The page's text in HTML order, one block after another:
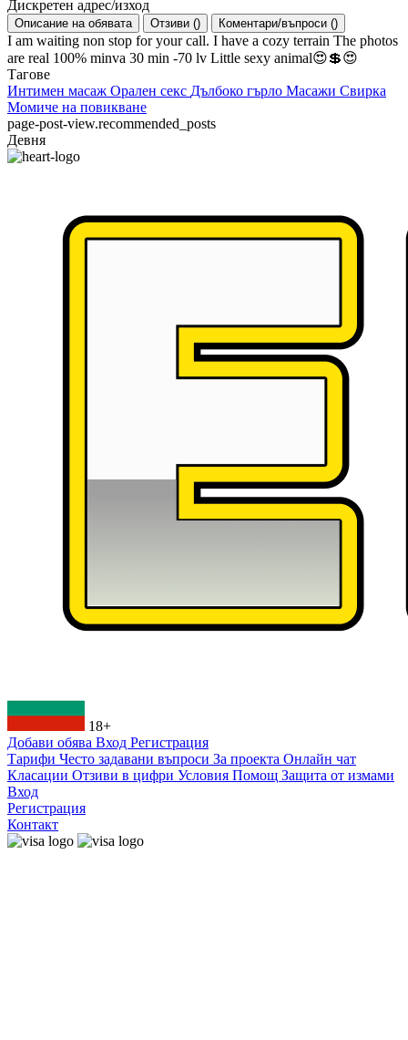
Дискретен адрес/изход
Описание на обявата Отзиви () Коментари/въпроси ()
I am waiting non stop for your call. I have a cozy terrain The photos
are real 100% minva 30 min -70 lv Little sexy animal😍💲😍
Тагове
Интимен масаж Орален секс Дълбоко гърло Масажи Свирка
Момиче на повикване
page-post-view.recommended_posts
Девня
18+
Добави обява Вход Регистрация
Тарифи Често задавани въпроси За проекта Онлайн чат
Класации Отзиви в цифри Условия Помощ Защита от измами
Вход
Регистрация
Контакт